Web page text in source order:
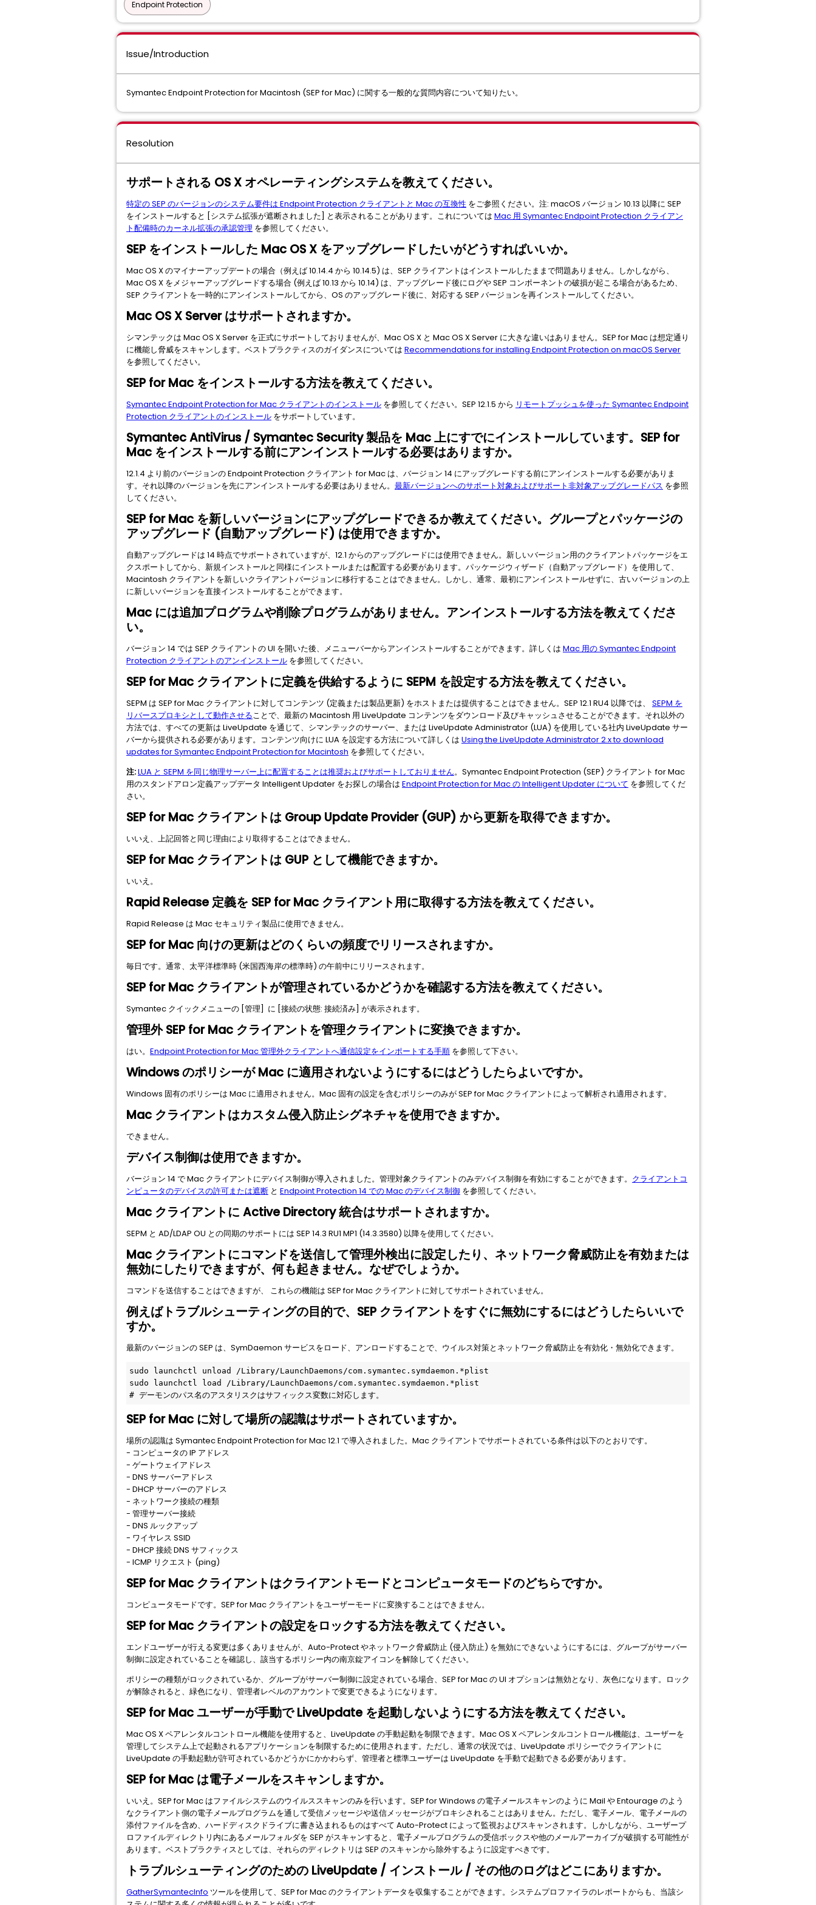
Endpoint Protection
Issue/Introduction
Symantec Endpoint Protection for Macintosh (SEP for Mac) に関する一般的な質問内容について知りたい。
Resolution
サポートされる OS X オペレーティングシステムを教えてください。
特定の SEP のバージョンのシステム要件は Endpoint Protection クライアントと Mac の互換性 をご参照ください。注: macOS バージョン 10.13 以降に SEP
をインストールすると [システム拡張が遮断されました] と表示されることがあります。これについては Mac 用 Symantec Endpoint Protection クライアン
ト配備時のカーネル拡張の承認管理 を参照してください。
SEP をインストールした Mac OS X をアップグレードしたいがどうすればいいか。
Mac OS X のマイナーアップデートの場合（例えば 10.14.4 から 10.14.5) は、SEP クライアントはインストールしたままで問題ありません。しかしながら、
Mac OS X をメジャーアップグレードする場合 (例えば 10.13 から 10.14) は、アップグレード後にログや SEP コンポーネントの破損が起こる場合があるため、
SEP クライアントを一時的にアンインストールしてから、OS のアップグレード後に、対応する SEP バージョンを再インストールしてください。
Mac OS X Server はサポートされますか。
シマンテックは Mac OS X Server を正式にサポートしておりませんが、Mac OS X と Mac OS X Server に大きな違いはありません。SEP for Mac は想定通り
に機能し脅威をスキャンします。ベストプラクティスのガイダンスについては Recommendations for installing Endpoint Protection on macOS Server
を参照してください。
SEP for Mac をインストールする方法を教えてください。
Symantec Endpoint Protection for Mac クライアントのインストール を参照してください。SEP 12.1.5 から リモートプッシュを使った Symantec Endpoint
Protection クライアントのインストール をサポートしています。
Symantec AntiVirus / Symantec Security 製品を Mac 上にすでにインストールしています。SEP for
Mac をインストールする前にアンインストールする必要はありますか。
12.1.4 より前のバージョンの Endpoint Protection クライアント for Mac は、バージョン 14 にアップグレードする前にアンインストールする必要がありま
す。それ以降のバージョンを先にアンインストールする必要はありません。 最新バージョンへのサポート対象およびサポート非対象アップグレードパス を参照
してください。
SEP for Mac を新しいバージョンにアップグレードできるか教えてください。グループとパッケージの
アップグレード (自動アップグレード) は使用できますか。
自動アップグレードは 14 時点でサポートされていますが、12.1 からのアップグレードには使用できません。新しいバージョン用のクライアントパッケージをエ
クスポートしてから、新規インストールと同様にインストールまたは配置する必要があります。パッケージウィザード（自動アップグレード）を使用して、
Macintosh クライアントを新しいクライアントバージョンに移行することはできません。しかし、通常、最初にアンインストールせずに、古いバージョンの上
に新しいバージョンを直接インストールすることができます。
Mac には追加プログラムや削除プログラムがありません。アンインストールする方法を教えてくださ
い。
バージョン 14 では SEP クライアントの UI を開いた後、メニューバーからアンインストールすることができます。詳しくは Mac 用の Symantec Endpoint
Protection クライアントのアンインストール を参照してください。
SEP for Mac クライアントに定義を供給するように SEPM を設定する方法を教えてください。
SEPM は SEP for Mac クライアントに対してコンテンツ (定義または製品更新) をホストまたは提供することはできません。SEP 12.1 RU4 以降では、 SEPM を
リバースプロキシとして動作させることで、最新の Macintosh 用 LiveUpdate コンテンツをダウンロード及びキャッシュさせることができます。それ以外の
方法では、すべての更新は LiveUpdate を通じて、シマンテックのサーバー、または LiveUpdate Administrator (LUA) を使用している社内 LiveUpdate サー
バーから提供される必要があります。コンテンツ向けに LUA を設定する方法について詳しくは Using the LiveUpdate Administrator 2.x to download
updates for Symantec Endpoint Protection for Macintosh を参照してください。
注:LUA と SEPM を同じ物理サーバー上に配置することは推奨およびサポートしておりません。Symantec Endpoint Protection (SEP) クライアント for Mac
用のスタンドアロン定義アップデータ Intelligent Updater をお探しの場合は Endpoint Protection for Mac の Intelligent Updater について を参照してくだ
さい。
SEP for Mac クライアントは Group Update Provider (GUP) から更新を取得できますか。
いいえ、上記回答と同じ理由により取得することはできません。
SEP for Mac クライアントは GUP として機能できますか。
いいえ。
Rapid Release 定義を SEP for Mac クライアント用に取得する方法を教えてください。
Rapid Release は Mac セキュリティ製品に使用できません。
SEP for Mac 向けの更新はどのくらいの頻度でリリースされますか。
毎日です。通常、太平洋標準時 (米国西海岸の標準時) の午前中にリリースされます。
SEP for Mac クライアントが管理されているかどうかを確認する方法を教えてください。
Symantec クイックメニューの [管理] に [接続の状態: 接続済み] が表示されます。
管理外 SEP for Mac クライアントを管理クライアントに変換できますか。
はい。 Endpoint Protection for Mac 管理外クライアントへ通信設定をインポートする手順 を参照して下さい。
Windows のポリシーが Mac に適用されないようにするにはどうしたらよいですか。
Windows 固有のポリシーは Mac に適用されません。Mac 固有の設定を含むポリシーのみが SEP for Mac クライアントによって解析され適用されます。
Mac クライアントはカスタム侵入防止シグネチャを使用できますか。
できません。
デバイス制御は使用できますか。
バージョン 14 で Mac クライアントにデバイス制御が導入されました。管理対象クライアントのみデバイス制御を有効にすることができます。 クライアントコ
ンピュータのデバイスの許可または遮断 と Endpoint Protection 14 での Mac のデバイス制御 を参照してください。
Mac クライアントに Active Directory 統合はサポートされますか。
SEPM と AD/LDAP OU との同期のサポートには SEP 14.3 RU1 MP1 (14.3.3580) 以降を使用してください。
Mac クライアントにコマンドを送信して管理外検出に設定したり、ネットワーク脅威防止を有効または
無効にしたりできますが、何も起きません。なぜでしょうか。
コマンドを送信することはできますが、 これらの機能は SEP for Mac クライアントに対してサポートされていません。
例えばトラブルシューティングの目的で、SEP クライアントをすぐに無効にするにはどうしたらいいで
すか。
最新のバージョンの SEP は、SymDaemon サービスをロード、アンロードすることで、ウイルス対策とネットワーク脅威防止を有効化・無効化できます。
sudo launchctl unload /Library/LaunchDaemons/com.symantec.symdaemon.*plist
sudo launchctl load /Library/LaunchDaemons/com.symantec.symdaemon.*plist
# デーモンのパス名のアスタリスクはサフィックス変数に対応します。
SEP for Mac に対して場所の認識はサポートされていますか。
場所の認識は Symantec Endpoint Protection for Mac 12.1 で導入されました。Mac クライアントでサポートされている条件は以下のとおりです。
- コンピュータの IP アドレス
- ゲートウェイアドレス
- DNS サーバーアドレス
- DHCP サーバーのアドレス
- ネットワーク接続の種類
- 管理サーバー接続
- DNS ルックアップ
- ワイヤレス SSID
- DHCP 接続 DNS サフィックス
- ICMP リクエスト (ping)
SEP for Mac クライアントはクライアントモードとコンピュータモードのどちらですか。
コンピュータモードです。SEP for Mac クライアントをユーザーモードに変換することはできません。
SEP for Mac クライアントの設定をロックする方法を教えてください。
エンドユーザーが行える変更は多くありませんが、Auto-Protect やネットワーク脅威防止 (侵入防止) を無効にできないようにするには、グループがサーバー
制御に設定されていることを確認し、該当するポリシー内の南京錠アイコンを解除してください。
ポリシーの種類がロックされているか、グループがサーバー制御に設定されている場合、SEP for Mac の UI オプションは無効となり、灰色になります。ロック
が解除されると、緑色になり、管理者レベルのアカウントで変更できるようになります。
SEP for Mac ユーザーが手動で LiveUpdate を起動しないようにする方法を教えてください。
Mac OS X ペアレンタルコントロール機能を使用すると、LiveUpdate の手動起動を制限できます。Mac OS X ペアレンタルコントロール機能は、ユーザーを
管理してシステム上で起動されるアプリケーションを制限するために使用されます。ただし、通常の状況では、LiveUpdate ポリシーでクライアントに
LiveUpdate の手動起動が許可されているかどうかにかかわらず、管理者と標準ユーザーは LiveUpdate を手動で起動できる必要があります。
SEP for Mac は電子メールをスキャンしますか。
いいえ。SEP for Mac はファイルシステムのウイルススキャンのみを行います。SEP for Windows の電子メールスキャンのように Mail や Entourage のよう
なクライアント側の電子メールプログラムを通して受信メッセージや送信メッセージがプロキシされることはありません。ただし、電子メール、電子メールの
添付ファイルを含め、ハードディスクドライブに書き込まれるものはすべて Auto-Protect によって監視およびスキャンされます。しかしながら、ユーザープ
ロファイルディレクトリ内にあるメールフォルダを SEP がスキャンすると、電子メールプログラムの受信ボックスや他のメールアーカイブが破損する可能性が
あります。ベストプラクティスとしては、それらのディレクトリは SEP のスキャンから除外するように設定すべきです。
トラブルシューティングのための LiveUpdate / インストール / その他のログはどこにありますか。
GatherSymantecInfo ツールを使用して、SEP for Mac のクライアントデータを収集することができます。システムプロファイラのレポートからも、当該シ